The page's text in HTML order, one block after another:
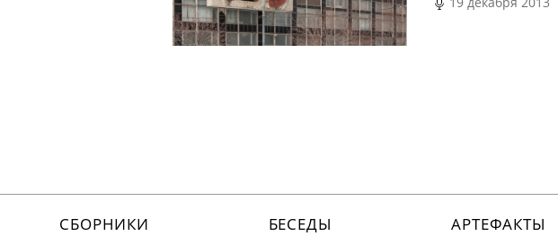
СБОРНИКИ БЕСЕДЫ АРТЕФАКТЫ